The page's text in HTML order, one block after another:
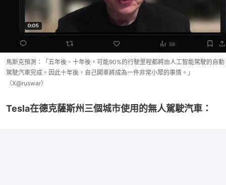
馬斯克預測：「五年後、十年後，可能90%的行駛里程都將由人工智能駕駛的自動
駕駛汽車完成。因此十年後，自己開車將成為一件非常小眾的事情。」
（X@ruswar）
Tesla在德克薩斯州三個城市使用的無人駕駛汽車：